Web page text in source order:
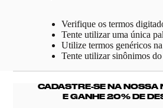
Verifique os termos
Tente utilizar uma única
Utilize termos genéricos
Tente utilizar sinônimos
CADASTRE-SE NA NOSSA
E GANHE 20% DE